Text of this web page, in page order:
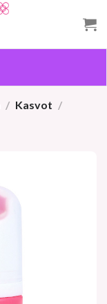
/ Kasvot /